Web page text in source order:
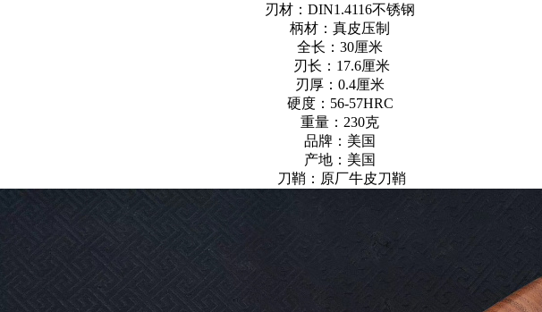
刃材：DIN1.4116不锈钢
柄材：真皮压制
全长：30厘米
刃长：17.6厘米
刃厚：0.4厘米
硬度：56-57HRC
重量：230克
品牌：美国
产地：美国
刀鞘：原厂牛皮刀鞘